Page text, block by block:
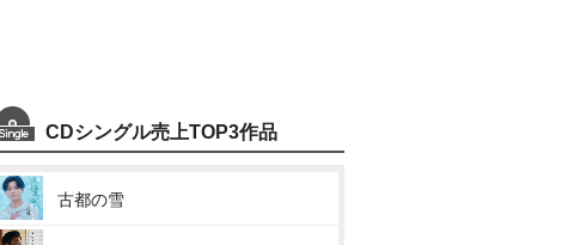
CDシングル売上TOP3作品
古都の雪